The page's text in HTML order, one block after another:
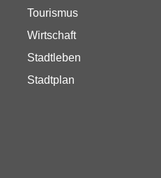
Tourismus
Wirtschaft
Stadtleben
Stadtplan